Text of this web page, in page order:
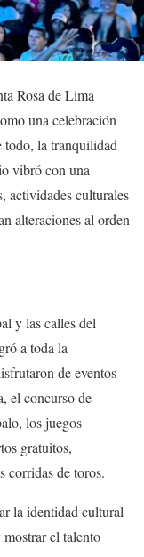
Rosa de Lima
una celebración
todo, la tranquilidad
vibró con una
actividades culturales
alteraciones al orden
y las calles del
a toda la
de eventos
, el concurso de
, los juegos
gratuitos,
corridas de toros.
la identidad cultural
el talento